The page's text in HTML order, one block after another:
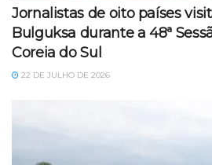
Jornalistas de oito países
Bulguksa durante a 48ª
Coreia do Sul
22 DE JULHO DE 2026